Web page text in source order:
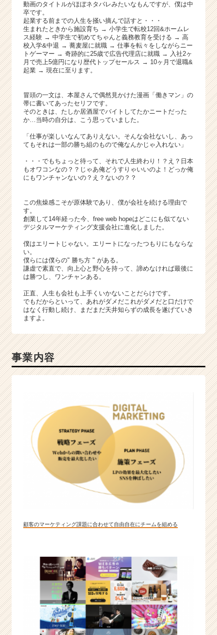
活
イ
ト
チ
ア
キ
ャ
ア
（C
h
e
r
C
a
r
e
動画のタイトルがほぼネタバレみたいなもんですが、僕は中
卒です。
起業する前までの人生を掻い摘んで話すと・・・
生まれたときから施設育ち → 小学生で転校12回&ホームレ
ス経験 → 中学生で初めてちゃんと義務教育を受ける → 高
校入学&中退 → 蕎麦屋に就職 → 仕事を転々をしながらニー
トゲーマー → 奇跡的に25歳で広告代理店に就職 → 入社2ヶ
月で売上5億円になり歴代トップセールス → 10ヶ月で退職&
起業 → 現在に至ります。
冒頭の一文は、本屋さんで偶然見かけた漫画「働きマン」の
帯に書いてあったセリフです。
そのときは、たしか居酒屋でバイトしてたかニートだった
か…当時の自分は、こう思っていました。
「仕事が楽しいなんてありえない。そんな会社ないし、あっ
てもそれは一部の勝ち組のもので俺なんかじゃ入れない」
・・・でもちょっと待って、それで人生終わり！？え？日本
もオワコンなの？？じゃあ俺どうすりゃいいのよ！どっか俺
にもワンチャンないの？え？ないの？？
この焦燥感こそが原体験であり、僕が会社を続ける理由で
す。
創業して14年経った今、free web hopeはどこにも似てない
デジタルマーケティング支援会社に進化しました。
僕はエリートじゃない。エリートになったつもりにもならな
い。
僕らには僕らの" 勝ち方 " がある。
謙虚で素直で、向上心と野心を持って、諦めなければ最後に
は勝つし、ワンチャンある。
正直、人生も会社も上手くいかないことだらけです。
でもだからといって、あれがダメだこれがダメだと口だけで
はなく行動し続け、まだまだ天井知らずの成長を遂げていき
ますよ。
事業内容
顧客のマーケティング課題に合わせて自由自在にチームを組める